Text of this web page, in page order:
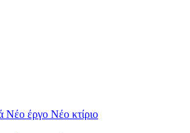
Νέο έργο Νέο κτίριο